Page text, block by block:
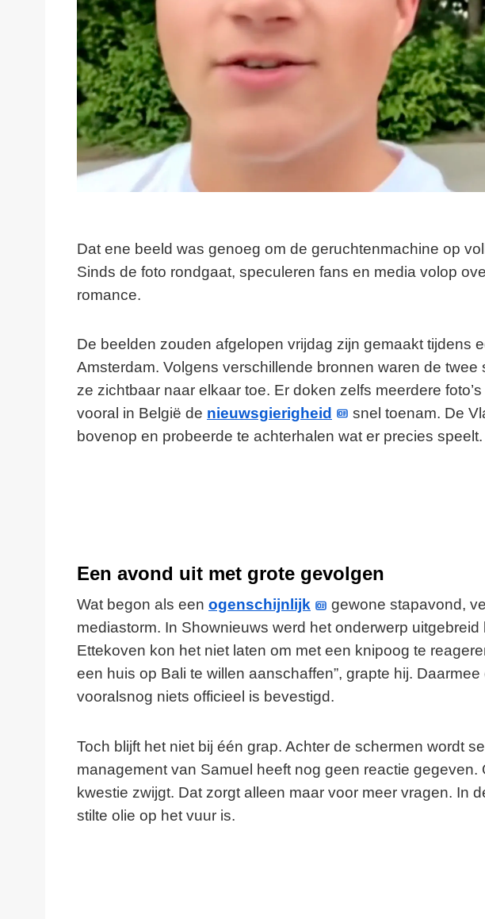
Dat ene beeld was genoeg om de geruchtenmachine op
Sinds de foto rondgaat, speculeren fans en media volop
romance.
De beelden zouden afgelopen vrijdag zijn gemaakt tijdens
Amsterdam. Volgens verschillende bronnen waren de twee
ze zichtbaar naar elkaar toe. Er doken zelfs meerdere
vooral in België de nieuwsgierigheid
snel toenam. De
bovenop en probeerde te achterhalen wat er precies speelt.
Een avond uit met grote gevolgen
Wat begon als een ogenschijnlijk
gewone stapavond,
mediastorm. In Shownieuws werd het onderwerp
Ettekoven kon het niet laten om met een knipoog te
een huis op Bali te willen aanschaffen”, grapte hij.
vooralsnog niets officieel is bevestigd.
Toch blijft het niet bij één grap. Achter de schermen wordt
management van Samuel heeft nog geen reactie gegeven.
kwestie zwijgt. Dat zorgt alleen maar voor meer vragen. In
stilte olie op het vuur is.